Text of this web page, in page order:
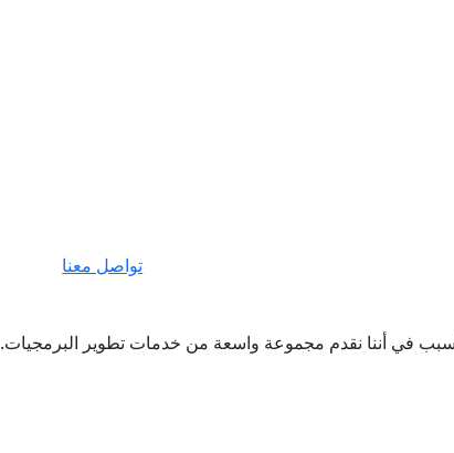
تواصل معنا
في أننا نقدم مجموعة واسعة من خدمات تطوير البرمجيات.